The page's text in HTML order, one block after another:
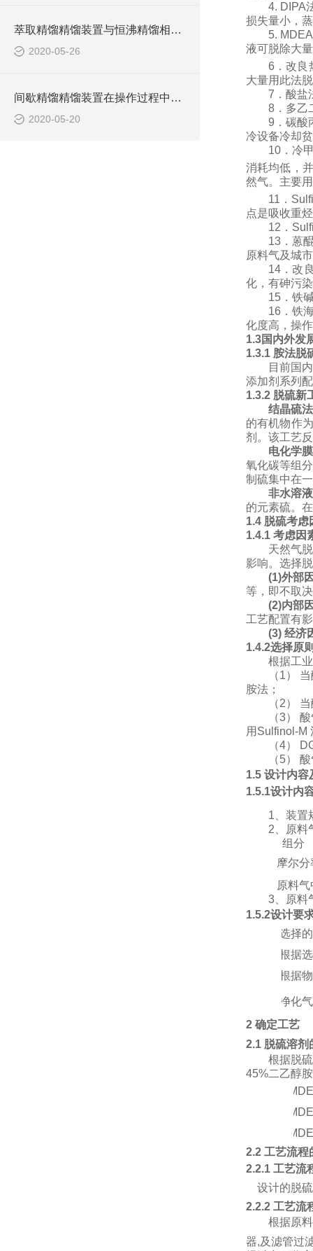
萃取精馏精馏装置与恒沸精馏相比具有什么优势？
2020-05-26
间歇精馏精馏装置在操作过程中具有如下特点
2020-05-20
4. DIPA
损失量小，
5. MDEA
液可脱除大
6 ．改
大量用此法
7 ．酸
8．多乙
9 ．碳
冷设备冷却
10．冷
消耗均低，
然气。主要
11 ．
点是吸收重
12 ．
13．蒽
原料气及城
14．改
化，有砷污
15．铁
16 ．铁
化度高，操
1.3国内外发
1.3.1 胺法脱
目前国
添加剂系列
1.3.2 脱硫新
结晶硫法
的有机物作
剂。该工艺
电化学
氧化碳等组
制硫集中在
非水溶液
的元素硫。
1.4 脱硫考虑
1.4.1 考虑因
天然气
影响。选择
(1)外部
等，即不取
(2)内部
工艺配置有
(3) 经济
1.4.2选择原
根据工
（1）
胺法；
（2）
（3）
用Sulfinol-M
（4）
（5） 酸
1.5 设计内容
1.5.1设计内
1、装置
2、原料
组分
摩尔分
原料
3、原料
1.5.2设计要
选择
根据
根据
净化
2 确定工艺
2.1 脱硫溶剂
根据脱
45%二乙醇胺
M
2.2 工艺流程
2.2.1 工艺流
设计的脱
2.2.2 工艺流
根据原
器,及滤管过